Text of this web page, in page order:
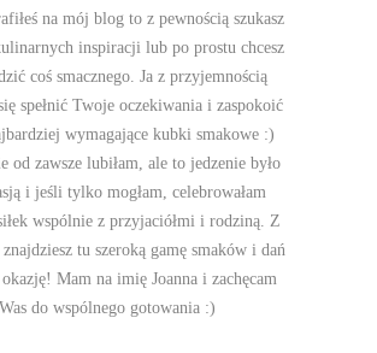
na mój blog to z pewnością szukasz
inspiracji lub po prostu chcesz
coś smacznego. Ja z przyjemnością
spełnić Twoje oczekiwania i zaspokoić
wymagające kubki smakowe :)
od zawsze lubiłam, ale to jedzenie było
i jeśli tylko mogłam, celebrowałam
wspólnie z przyjaciółmi i rodziną. Z
tu szeroką gamę smaków i dań
Mam na imię Joanna i zachęcam
Was do wspólnego gotowania :)